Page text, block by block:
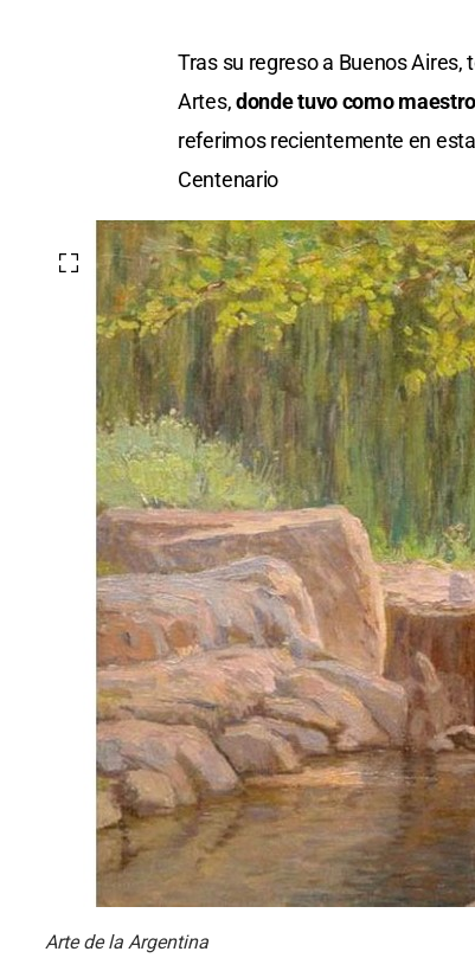
Tras su regreso a Buenos
Artes,donde tuvo como
referimos recientemente en
Centenario
Arte de la Argentina